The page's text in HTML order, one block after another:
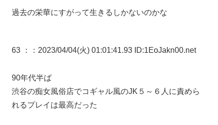
過去の栄華にすがって生きるしかないのかな
63 ： ：2023/04/04(火) 01:01:41.93 ID:1EoJakn00.net
90年代半ば
渋谷の痴女風俗店でコギャル風のJK５～６人に責めら
れるプレイは最高だった